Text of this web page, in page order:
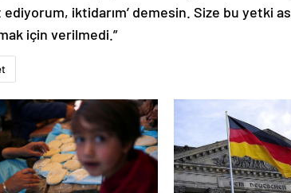
iktidarım’ demesin. Size bu yetki
için verilmedi.”